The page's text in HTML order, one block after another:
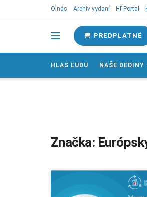
O nás Archív vydaní Hľ Portal
PREDPLATNÉ
HLAS ĽUDU NAŠE DEDINY
Značka: